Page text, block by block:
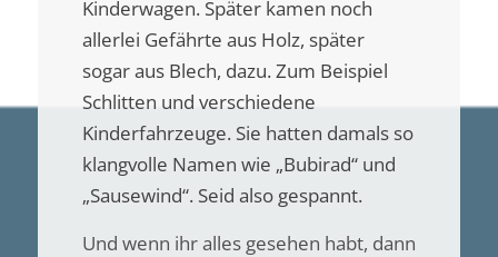
Kinderwagen. Später kamen noch
allerlei Gefährte aus Holz, später
sogar aus Blech, dazu. Zum Beispiel
Schlitten und verschiedene
Kinderfahrzeuge. Sie hatten damals so
klangvolle Namen wie „Bubirad“ und
„Sausewind“. Seid also gespannt.
Und wenn ihr alles gesehen habt, dann